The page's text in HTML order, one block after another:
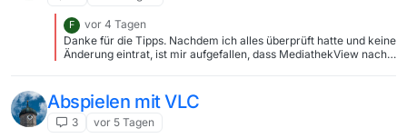
F
vor 4 Tagen
Danke für die Tipps. Nachdem ich alles überprüft hatte und keine
Änderung eintrat, ist mir aufgefallen, dass MediathekView nach
Speichern der Einstellungen. Ein De- und Neuinstallieren hat
geholfen
Abspielen mit VLC
3 vor 5 Tagen